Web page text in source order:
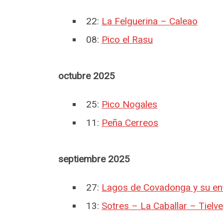
22: La Felguerina – Caleao
08: Pico el Rasu
octubre 2025
25: Pico Nogales
11: Peña Cerreos
septiembre 2025
27: Lagos de Covadonga y su
13: Sotres – La Caballar – Tielve